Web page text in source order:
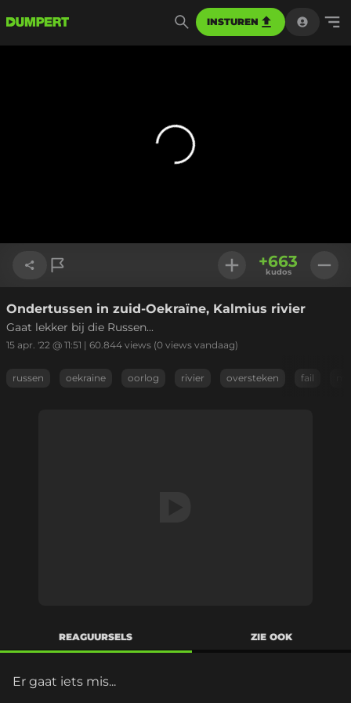
INSTUREN
Link kopiëren
+663
kudos
Ondertussen in zuid-Oekraïne, Kalmius rivier
Gaat lekker bij die Russen...
15 apr. '22 @ 11:51 | 60.844 views (0 views vandaag)
russen oekraine oorlog rivier oversteken fail
REAGUURSELS ZIE OOK
Er gaat iets mis...